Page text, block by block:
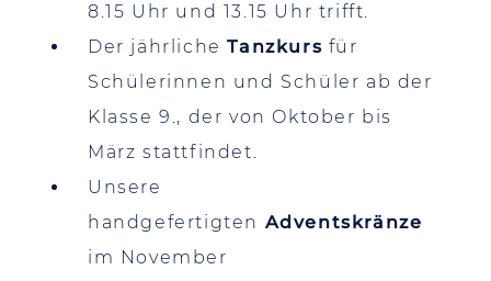
8.15 Uhr und 13.15 Uhr trifft.
Der jährlicheTanzkurs für
Schülerinnen und Schüler ab der
Klasse 9., der von Oktober bis
März stattfindet.
Unsere
handgefertigten Adventskränze
im November